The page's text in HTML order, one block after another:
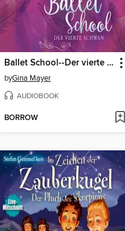
Ballet School--Der vierte Schwan--Ballet School, Band 2 (Ungekürzte Lesung)
byGina Mayer
AUDIOBOOK
BORROW